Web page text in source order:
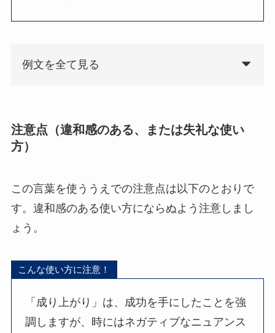
例文を全て見る
注意点（違和感のある、または失礼な使い
方）
この言葉を使ううえでの注意点は以下のとおりで
す。違和感のある使い方にならぬよう注意しまし
ょう。
こんな使い方に注意！
「成り上がり」は、成功を手にしたことを強
調しますが、時にはネガティブなニュアンス